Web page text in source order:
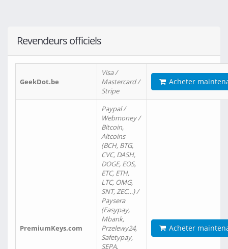
Revendeurs officiels
GeekDot.be
Visa /
Mastercard /
Stripe
Acheter
PremiumKeys.com
Paypal /
Webmoney /
Bitcoin,
Altcoins
(BCH, BTG,
CVC, DASH,
DOGE, EOS,
ETC, ETH,
LTC, OMG,
SNT, ZEC…) /
Paysera
(Easypay,
Mbank,
Przelewy24,
Safetypay,
SEPA,
Acheter